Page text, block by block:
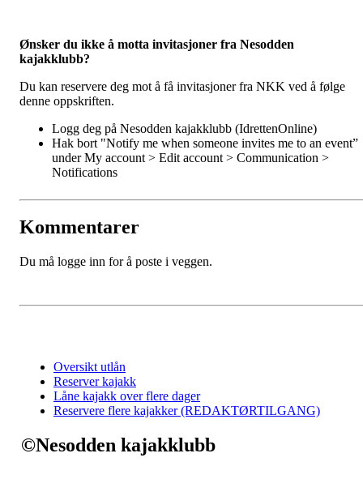
Ønsker du ikke å motta invitasjoner fra Nesodden
kajakklubb?
Du kan reservere deg mot å få invitasjoner fra NKK ved å følge
denne oppskriften.
Logg deg på Nesodden kajakklubb (IdrettenOnline)
Hak bort "Notify me when someone invites me to an event”
under My account > Edit account > Communication >
Notifications
Kommentarer
Du må logge inn for å poste i veggen.
Oversikt utlån
Reserver kajakk
Låne kajakk over flere dager
Reservere flere kajakker (REDAKTØRTILGANG)
©Nesodden kajakklubb